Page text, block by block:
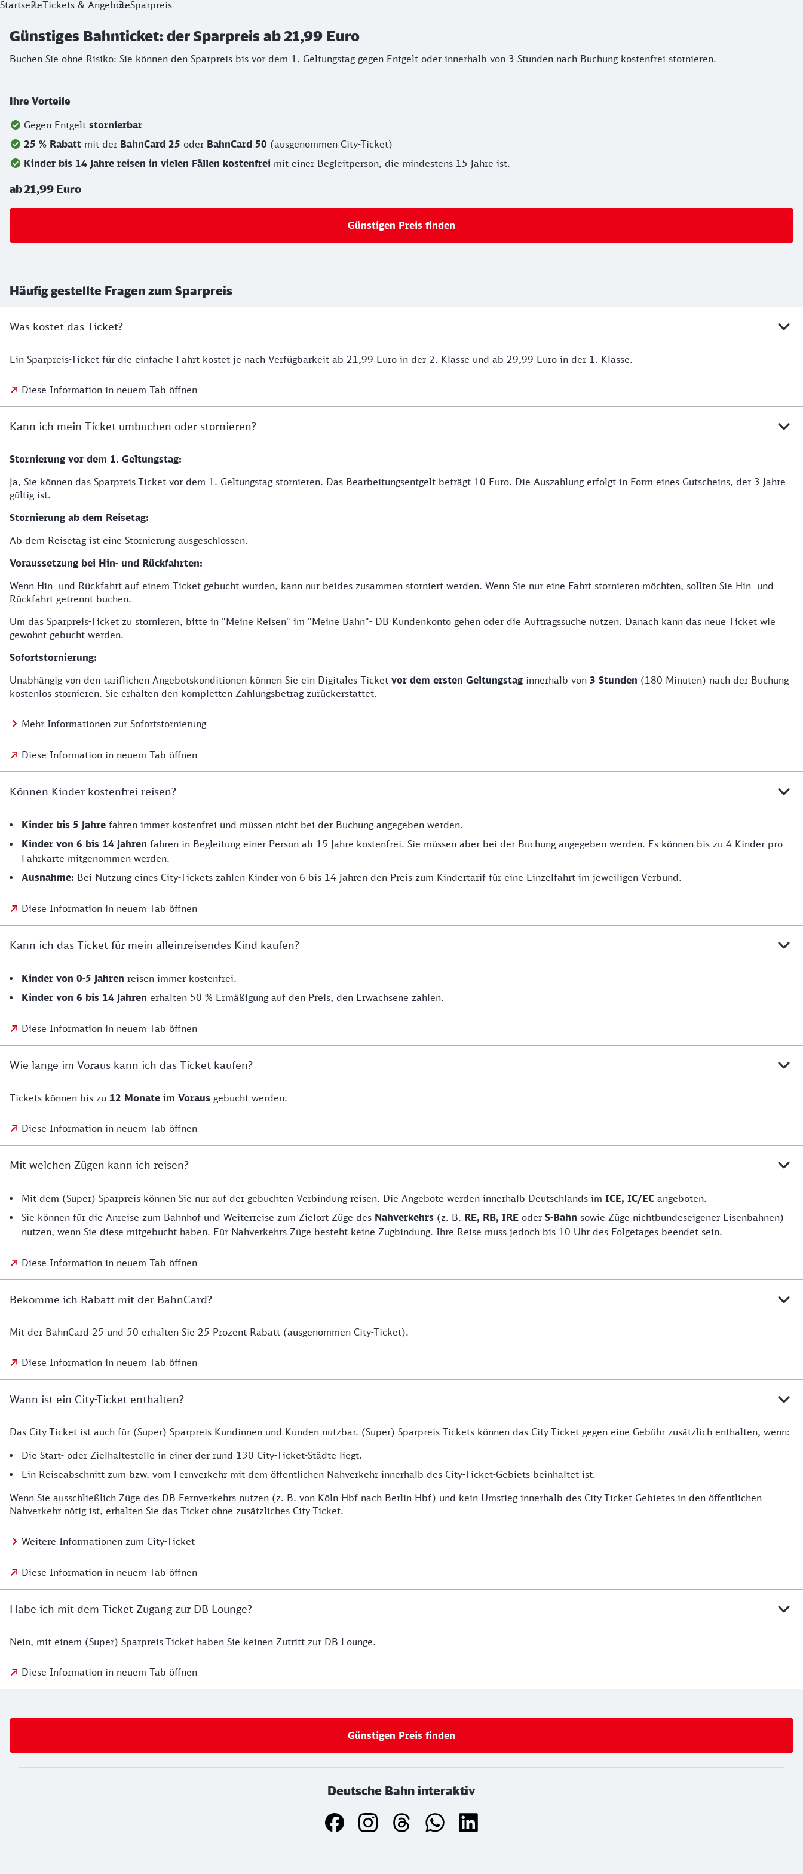
StartseiteTickets & AngeboteSparpreis
Günstiges Bahnticket: der Sparpreis ab 21,99 Euro
Buchen Sie ohne Risiko: Sie können den Sparpreis bis vor dem 1. Geltungstag gegen Entgelt oder innerhalb von 3 Stunden nach Buchung kostenfrei stornieren.
Ihre Vorteile
Gegen Entgelt stornierbar
25 % Rabatt mit der BahnCard 25 oder BahnCard 50 (ausgenommen City-Ticket)
Kinder bis 14 Jahre reisen in vielen Fällen kostenfrei mit einer Begleitperson, die mindestens 15 Jahre ist.
ab 21,99 Euro
Günstigen Preis finden
Häufig gestellte Fragen zum Sparpreis
Was kostet das Ticket?
Ein Sparpreis-Ticket für die einfache Fahrt kostet je nach Verfügbarkeit ab 21,99 Euro in der 2. Klasse und ab 29,99 Euro in der 1. Klasse.
Diese Information in neuem Tab öffnen
Kann ich mein Ticket umbuchen oder stornieren?
Stornierung vor dem 1. Geltungstag:
Ja, Sie können das Sparpreis-Ticket vor dem 1. Geltungstag stornieren. Das Bearbeitungsentgelt beträgt 10 Euro. Die Auszahlung erfolgt in Form eines Gutscheins, der 3 Jahre
gültig ist.
Stornierung ab dem Reisetag:
Ab dem Reisetag ist eine Stornierung ausgeschlossen.
Voraussetzung bei Hin- und Rückfahrten:
Wenn Hin- und Rückfahrt auf einem Ticket gebucht wurden, kann nur beides zusammen storniert werden. Wenn Sie nur eine Fahrt stornieren möchten, sollten Sie Hin- und
Rückfahrt getrennt buchen.
Um das Sparpreis-Ticket zu stornieren, bitte in "Meine Reisen" im "Meine Bahn"- DB Kundenkonto gehen oder die Auftragssuche nutzen. Danach kann das neue Ticket wie
gewohnt gebucht werden.
Sofortstornierung:
Unabhängig von den tariflichen Angebotskonditionen können Sie ein Digitales Ticket vor dem ersten Geltungstag innerhalb von 3 Stunden (180 Minuten) nach der Buchung
kostenlos stornieren. Sie erhalten den kompletten Zahlungsbetrag zurückerstattet.
Mehr Informationen zur Sofortstornierung
Diese Information in neuem Tab öffnen
Können Kinder kostenfrei reisen?
Kinder bis 5 Jahre fahren immer kostenfrei und müssen nicht bei der Buchung angegeben werden.
Kinder von 6 bis 14 Jahren fahren in Begleitung einer Person ab 15 Jahre kostenfrei. Sie müssen aber bei der Buchung angegeben werden. Es können bis zu 4 Kinder pro
Fahrkarte mitgenommen werden.
Ausnahme: Bei Nutzung eines City-Tickets zahlen Kinder von 6 bis 14 Jahren den Preis zum Kindertarif für eine Einzelfahrt im jeweiligen Verbund.
Diese Information in neuem Tab öffnen
Kann ich das Ticket für mein alleinreisendes Kind kaufen?
Kinder von 0-5 Jahren reisen immer kostenfrei.
Kinder von 6 bis 14 Jahren erhalten 50 % Ermäßigung auf den Preis, den Erwachsene zahlen.
Diese Information in neuem Tab öffnen
Wie lange im Voraus kann ich das Ticket kaufen?
Tickets können bis zu 12 Monate im Voraus gebucht werden.
Diese Information in neuem Tab öffnen
Mit welchen Zügen kann ich reisen?
Mit dem (Super) Sparpreis können Sie nur auf der gebuchten Verbindung reisen. Die Angebote werden innerhalb Deutschlands im ICE, IC/EC angeboten.
Sie können für die Anreise zum Bahnhof und Weiterreise zum Zielort Züge des Nahverkehrs (z. B. RE, RB, IRE oder S-Bahn sowie Züge nichtbundeseigener Eisenbahnen)
nutzen, wenn Sie diese mitgebucht haben. Für Nahverkehrs-Züge besteht keine Zugbindung. Ihre Reise muss jedoch bis 10 Uhr des Folgetages beendet sein.
Diese Information in neuem Tab öffnen
Bekomme ich Rabatt mit der BahnCard?
Mit der BahnCard 25 und 50 erhalten Sie 25 Prozent Rabatt (ausgenommen City-Ticket).
Diese Information in neuem Tab öffnen
Wann ist ein City-Ticket enthalten?
Das City-Ticket ist auch für (Super) Sparpreis-Kundinnen und Kunden nutzbar. (Super) Sparpreis-Tickets können das City-Ticket gegen eine Gebühr zusätzlich enthalten, wenn:
Die Start- oder Zielhaltestelle in einer der rund 130 City-Ticket-Städte liegt.
Ein Reiseabschnitt zum bzw. vom Fernverkehr mit dem öffentlichen Nahverkehr innerhalb des City-Ticket-Gebiets beinhaltet ist.
Wenn Sie ausschließlich Züge des DB Fernverkehrs nutzen (z. B. von Köln Hbf nach Berlin Hbf) und kein Umstieg innerhalb des City-Ticket-Gebietes in den öffentlichen
Nahverkehr nötig ist, erhalten Sie das Ticket ohne zusätzliches City-Ticket.
Weitere Informationen zum City-Ticket
Diese Information in neuem Tab öffnen
Habe ich mit dem Ticket Zugang zur DB Lounge?
Nein, mit einem (Super) Sparpreis-Ticket haben Sie keinen Zutritt zur DB Lounge.
Diese Information in neuem Tab öffnen
Günstigen Preis finden
Deutsche Bahn interaktiv